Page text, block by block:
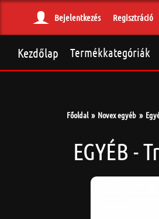
Bejelentkezés Regisztráció
Termékkategóriák
Kezdőlap
Főoldal Novex egyéb
EGYÉB -